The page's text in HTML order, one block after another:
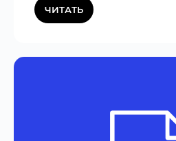
ЧИТАТЬ